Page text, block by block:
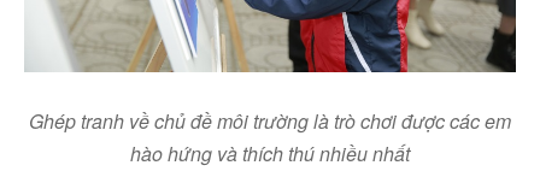
Ghép tranh về chủ đề môi trường là trò chơi được các em
hào hứng và thích thúnhiều nhất